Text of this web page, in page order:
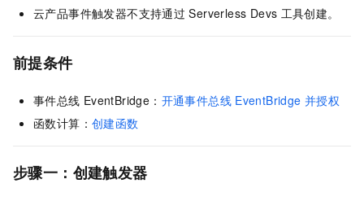
云产品事件触发器不支持通过 Serverless Devs 工具创建。
前提条件
事件总线 EventBridge ： 开通事件总线 EventBridge 并授权
函数计算 ：创建函数
步骤一：创建触发器